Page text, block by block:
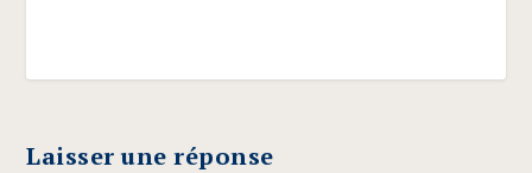
Laisser une réponse